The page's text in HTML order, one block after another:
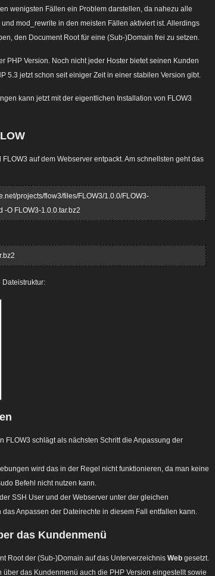
wenigsten Fällen ein Problem darstellen, da nahezu alle
und mod_rewrite in den meisten Fällen aktiviert ist. Allerdings
den Document Root für eine (Sub-)Domain frei zu setzen.
PHP Version. Noch nicht jeder Hoster bietet seinen Kunden
5.3 jetzt schon seit einiger Zeit in einer stabilen Version gibt.
kann jetzt mit der eigentlichen Installation von FLOW3
FLOW3 auf dem Webserver entpackt. Am schnellsten geht das
projects/flow3/files/FLOW3/1.0.0/FLOW3-
-O FLOW3-1.0.0.tar.bz2
FLOW3 schlägt als nächsten Schritt die Anpassung der
wird das in der Regel nicht funktionieren, da man keine
Befehl nicht nutzen kann.
SSH User und der Webserver unter der gleichen
Anpassen der Dateirechte in diesem Fall entfallen kann.
das Kundenmenü
Root der (Sub-)Domain auf das Unterverzeichnis Web gesetzt.
über das Kundenmenü auch die PHP Version eingestellt sowie